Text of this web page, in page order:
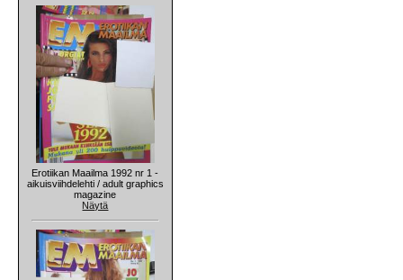
Erotiikan Maailma 1992 nr 1 -
aikuisviihdelehti / adult graphics
magazine
Näytä